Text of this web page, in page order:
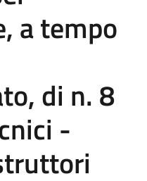
a tempo
di n. 8
-